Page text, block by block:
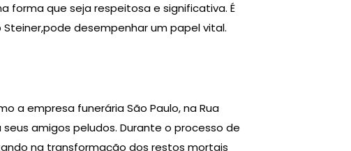
forma que seja respeitosa e significativa. É
Steiner,pode desempenhar um papel vital.
a empresa funerária São Paulo, na Rua
amigos peludos. Durante o processo de
na transformação dos restos mortais